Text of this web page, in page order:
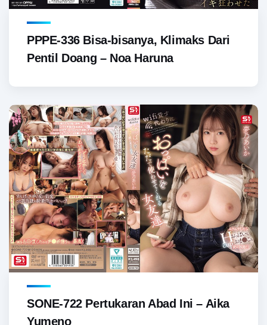
PPPE-336 Bisa-bisanya, Klimaks Dari
Pentil Doang – Noa Haruna
SONE-722 Pertukaran Abad Ini – Aika
Yumeno